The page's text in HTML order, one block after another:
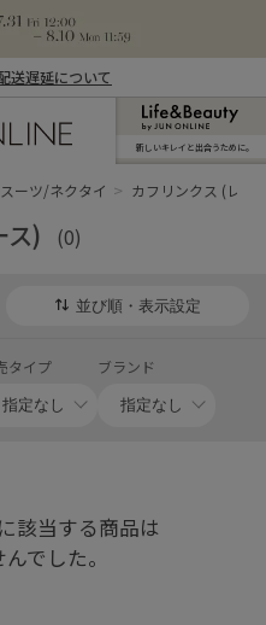
送遅延について
新しいキレイと出合うために。
スーツ/ネクタイ カフリンクス (レデ
ス) (0)
並び順・表示設定
タイプ ブランド
該当する商品は
でした。